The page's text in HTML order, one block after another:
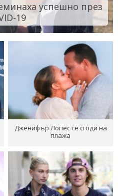
успешно през
19
Дженифър Лопес се сгоди на
плажа